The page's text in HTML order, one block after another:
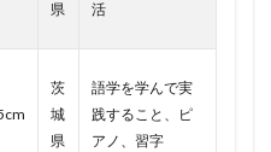
県
活
茨
城
県
語学を学んで実
践すること、ピ
アノ、習字